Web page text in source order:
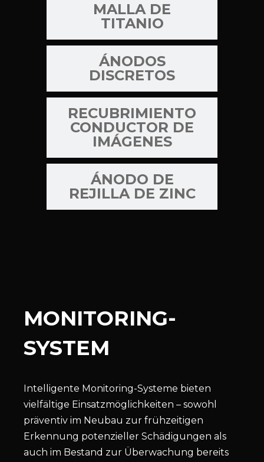
MALLA DE
TITANIO
ÁNODOS
DISCRETOS
RECUBRIMIENTO
CONDUCTOR DE
IMÁGENES
ÁNODO DE
REJILLA DE ZINC
MONITORING-
SYSTEM
Intelligente Monitoring-Systeme bieten
vielfältige Einsatzmöglichkeiten – sowohl
präventiv im Neubau zur frühzeitigen
Erkennung potenzieller Schädigungen als
auch im Bestand zur Überwachung bereits